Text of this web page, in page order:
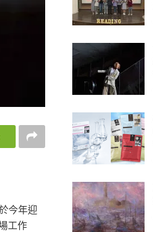
今年迎
工作